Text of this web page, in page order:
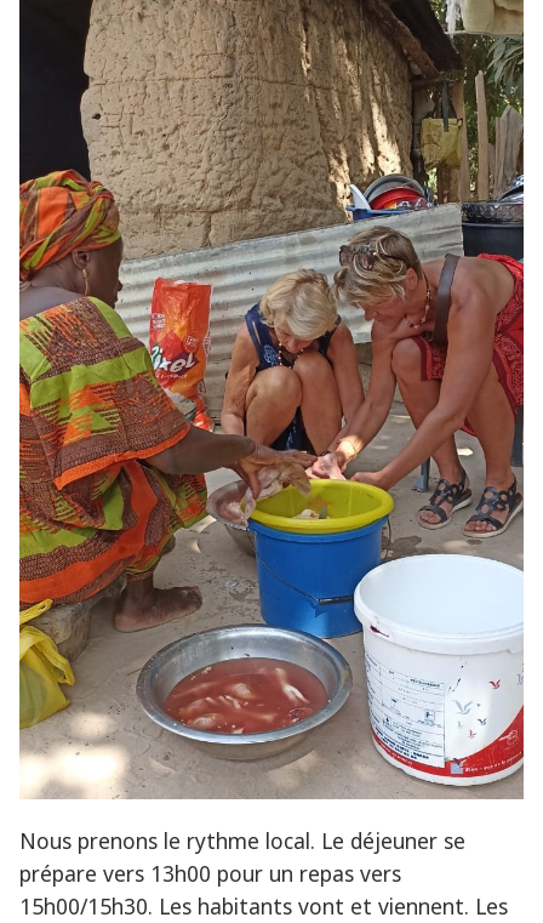
Nous prenons le rythme local. Le déjeuner se
prépare vers 13h00 pour un repas vers
15h00/15h30. Les habitants vont et viennent. Les